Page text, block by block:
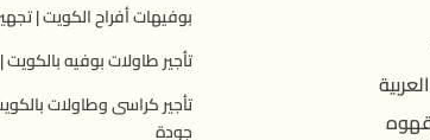
بوفيهات أفراح الكويت |
تأجير طاولات بوفيه
تأجير كراسى وطاولات
جودة